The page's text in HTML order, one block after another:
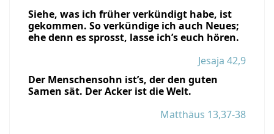
Siehe, was ich früher verkündigt habe, ist
gekommen. So verkündige ich auch Neues;
ehe denn es sprosst, lasse ich’s euch hören.
Jesaja 42,9
Der Menschensohn ist’s, der den guten
Samen sät. Der Acker ist die Welt.
Matthäus 13,37-38